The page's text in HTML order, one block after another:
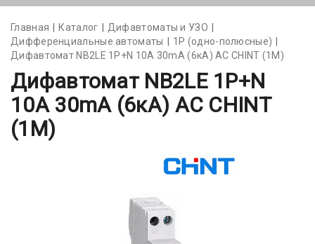
Главная Каталог
Дифавтоматы и УЗО
Дифференциальные автоматы
1Р (одно-полюсные)
Дифавтомат NB2LE 1P+N 10А 30mA (6кА) АС CHINT (1М)
Дифавтомат NB2LE 1P+N
10А 30mA (6кА) АС CHINT
(1М)